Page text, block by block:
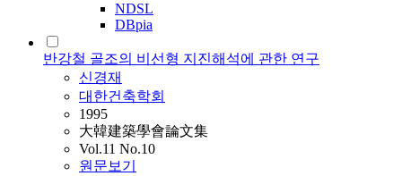
NDSL
DBpia
반강철 골조의 비선형 지진해석에 관한 연구
신경재
대한건축학회
1995
大韓建築學會論文集
Vol.11 No.10
원문보기